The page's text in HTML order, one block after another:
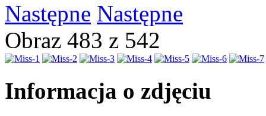
Następne
Obraz 483 z 542
Informacja o zdjęciu